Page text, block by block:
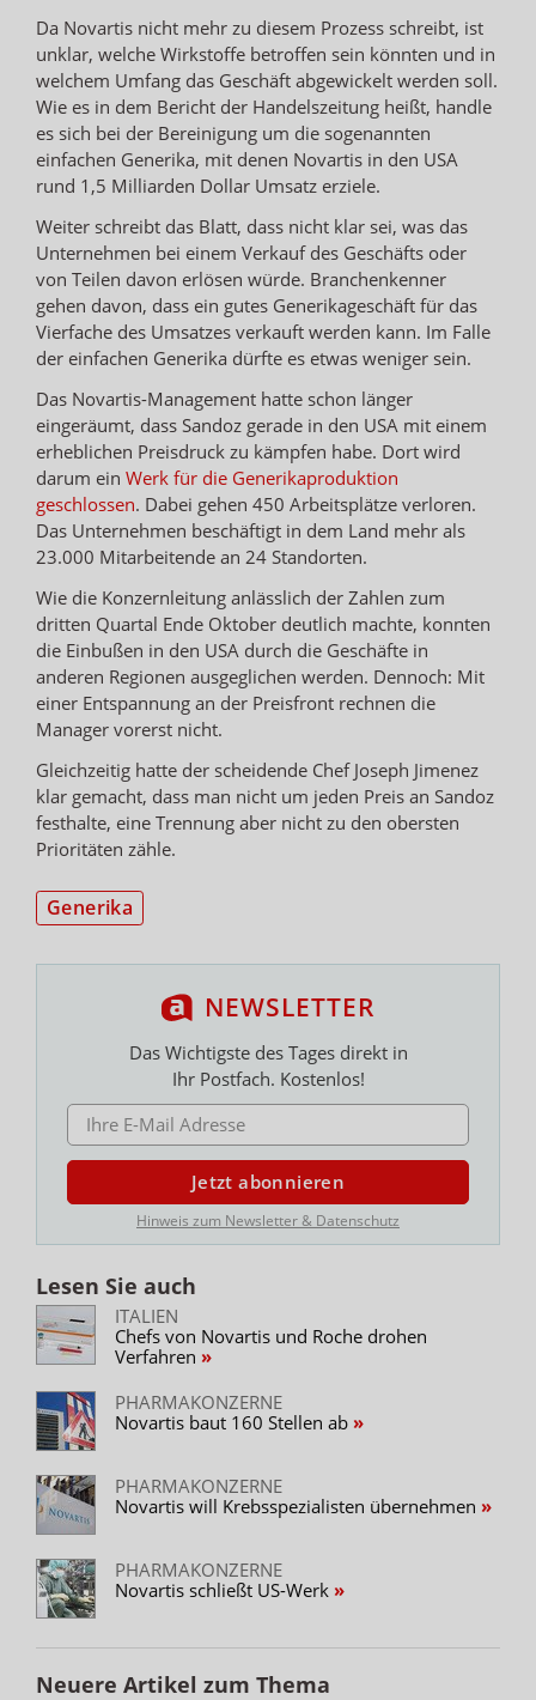
Da Novartis nicht mehr zu diesem Prozess schreibt, ist
unklar, welche Wirkstoffe betroffen sein könnten und in
welchem Umfang das Geschäft abgewickelt werden soll.
Wie es in dem Bericht der Handelszeitung heißt, handle
es sich bei der Bereinigung um die sogenannten
einfachen Generika, mit denen Novartis in den USA
rund 1,5 Milliarden Dollar Umsatz erziele.
Weiter schreibt das Blatt, dass nicht klar sei, was das
Unternehmen bei einem Verkauf des Geschäfts oder
von Teilen davon erlösen würde. Branchenkenner
gehen davon, dass ein gutes Generikageschäft für das
Vierfache des Umsatzes verkauft werden kann. Im Falle
der einfachen Generika dürfte es etwas weniger sein.
Das Novartis-Management hatte schon länger
eingeräumt, dass Sandoz gerade in den USA mit einem
erheblichen Preisdruck zu kämpfen habe. Dort wird
darum ein Werk für die Generikaproduktion
geschlossen. Dabei gehen 450 Arbeitsplätze verloren.
Das Unternehmen beschäftigt in dem Land mehr als
23.000 Mitarbeitende an 24 Standorten.
Wie die Konzernleitung anlässlich der Zahlen zum
dritten Quartal Ende Oktober deutlich machte, konnten
die Einbußen in den USA durch die Geschäfte in
anderen Regionen ausgeglichen werden. Dennoch: Mit
einer Entspannung an der Preisfront rechnen die
Manager vorerst nicht.
Gleichzeitig hatte der scheidende Chef Joseph Jimenez
klar gemacht, dass man nicht um jeden Preis an Sandoz
festhalte, eine Trennung aber nicht zu den obersten
Prioritäten zähle.
Generika
NEWSLETTER
Das Wichtigste des Tages direkt in
Ihr Postfach. Kostenlos!
E-MAIL ADRESSE
Jetzt abonnieren
Hinweis zum Newsletter & Datenschutz
Lesen Sie auch
ITALIEN
Chefs von Novartis und Roche drohen
Verfahren
PHARMAKONZERNE
Novartis baut 160 Stellen ab
PHARMAKONZERNE
Novartis will Krebsspezialisten übernehmen
PHARMAKONZERNE
Novartis schließt US-Werk
Neuere Artikel zum Thema